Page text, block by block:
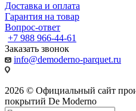
Доставка и оплата
Гарантия на товар
Вопрос-ответ
+7 988 966-44-61
Заказать звонок
info@demoderno-parquet.ru
2026 © Официальный сайт
покрытий De Moderno